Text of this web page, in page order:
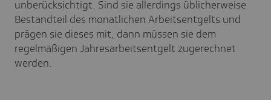
unberücksichtigt. Sind sie allerdings üblicherweise
Bestandteil des monatlichen Arbeitsentgelts und
prägen sie dieses mit, dann müssen sie dem
regelmäßigen Jahresarbeitsentgelt zugerechnet
werden.